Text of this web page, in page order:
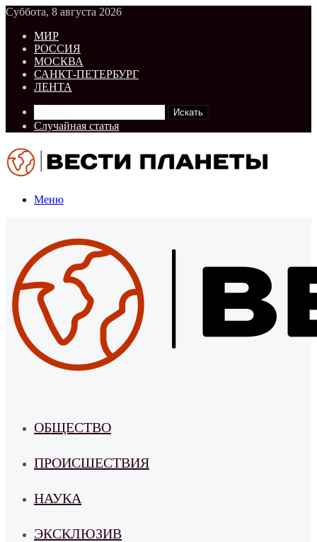
Суббота, 8 августа 2026
МИР
РОССИЯ
МОСКВА
САНКТ-ПЕТЕРБУРГ
ЛЕНТА
Искать
Случайная статья
Меню
ОБЩЕСТВО
ПРОИСШЕСТВИЯ
НАУКА
ЭКСКЛЮЗИВ